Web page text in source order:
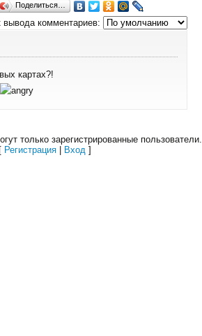
Поделиться…
вывода комментариев:
картах?!
только зарегистрированные пользователи.
[ Регистрация Вход ]